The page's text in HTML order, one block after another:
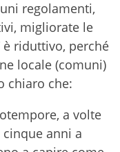
regolamenti,
migliorate le
è riduttivo, perché
locale (comuni)
chiaro che:
a volte
anni a